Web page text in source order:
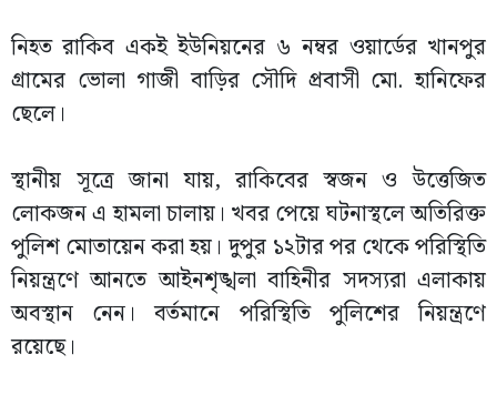
নিহত রাকিব একই ইউনিয়নের ৬ নম্বর ওয়ার্ডের খানপুর
গ্রামের ভোলা গাজী বাড়ির সৌদি প্রবাসী মো. হানিফের
ছেলে।
স্থানীয় সূত্রে জানা যায়, রাকিবের স্বজন ও উত্তেজিত
লোকজন এ হামলা চালায়। খবর পেয়ে ঘটনাস্থলে অতিরিক্ত
পুলিশ মোতায়েন করা হয়। দুপুর ১২টার পর থেকে পরিস্থিতি
নিয়ন্ত্রণে আনতে আইনশৃঙ্খলা বাহিনীর সদস্যরা এলাকায়
অবস্থান নেন। বর্তমানে পরিস্থিতি পুলিশের নিয়ন্ত্রণে
রয়েছে।